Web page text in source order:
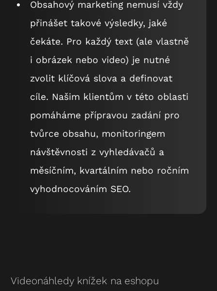
Obsahový marketing nemusí vždy
přinášet takové výsledky, jaké
čekáte. Pro každý text (ale vlastně
i obrázek nebo video) je nutné
zvolit klíčová slova a definovat
cíle. Našim klientům v této oblasti
pomáháme přípravou zadání pro
tvůrce obsahu, monitoringem
návštěvnosti z vyhledávačů a
měsíčním, kvartálním nebo ročním
vyhodnocováním SEO.
Videonáhledy knížek na eshopu